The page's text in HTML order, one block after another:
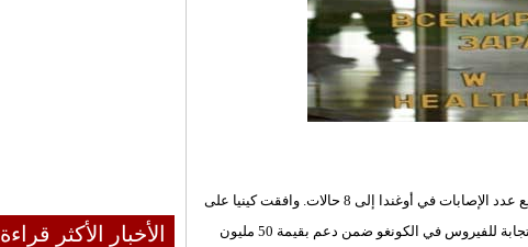
، بينما ارتفع عدد الإصابات في أوغندا إلى 8 حالات. وافقت كينيا على
فتح منشأة حجر صحي أميركية لأشخاص معرضين للإصابة. الولايات المتحدة تمول 50 عيادة للاستجابة للفيروس في الكونغو ضمن دعم بقيمة 50 مليون
الأخبار الأكثر قراءة